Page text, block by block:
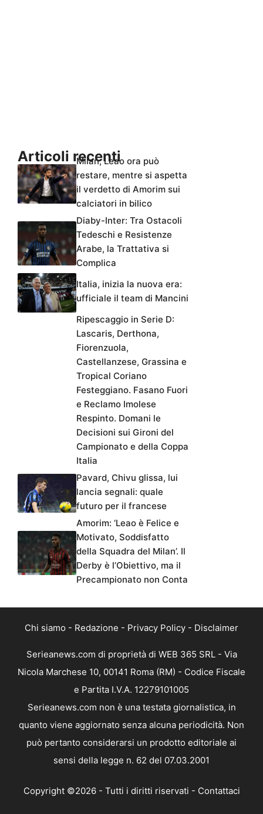
Articoli recenti
Milan, Leao ora può
restare, mentre si aspetta
il verdetto di Amorim sui
calciatori in bilico
Diaby-Inter: Tra Ostacoli
Tedeschi e Resistenze
Arabe, la Trattativa si
Complica
Italia, inizia la nuova era:
ufficiale il team di Mancini
Ripescaggio in Serie D:
Lascaris, Derthona,
Fiorenzuola,
Castellanzese, Grassina e
Tropical Coriano
Festeggiano. Fasano Fuori
e Reclamo Imolese
Respinto. Domani le
Decisioni sui Gironi del
Campionato e della Coppa
Italia
Pavard, Chivu glissa, lui
lancia segnali: quale
futuro per il francese
Amorim: ‘Leao è Felice e
Motivato, Soddisfatto
della Squadra del Milan’. Il
Derby è l’Obiettivo, ma il
Precampionato non Conta
Chi siamo - Redazione - Privacy Policy - Disclaimer
Serieanews.com di proprietà di WEB 365 SRL - Via
Nicola Marchese 10, 00141 Roma (RM) - Codice Fiscale
e Partita I.V.A. 12279101005
Serieanews.com non è una testata giornalistica, in
quanto viene aggiornato senza alcuna periodicità. Non
può pertanto considerarsi un prodotto editoriale ai
sensi della legge n. 62 del 07.03.2001
Copyright ©2026 - Tutti i diritti riservati - Contattaci